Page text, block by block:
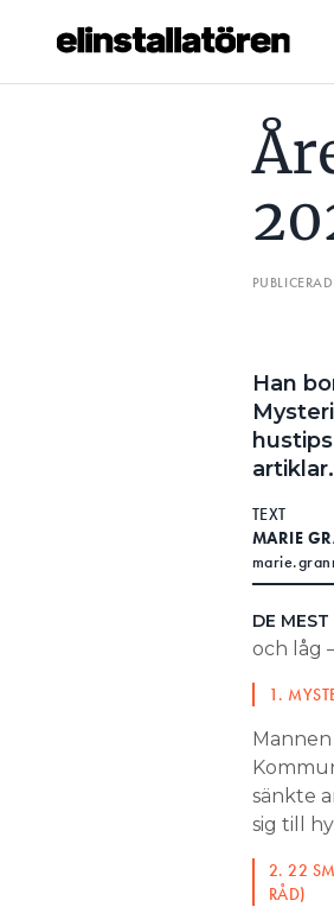
Hantera
Läs E-tidningen
PUBLICERAD
Han
artiklar.
TEXT
MARIE
DE
och låg
1.
sänkte
sig till
2. 22
RÅD)
ÅRETS MEST LÄSTA ARTIKLAR 2022